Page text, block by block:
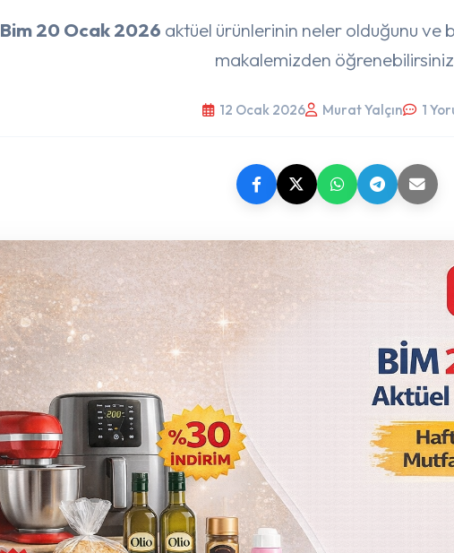
Bim 20 Ocak 2026 aktüel ürünlerinin neler olduğunu ve
makalemizden
12 Ocak 2026 Murat Yalçın 1